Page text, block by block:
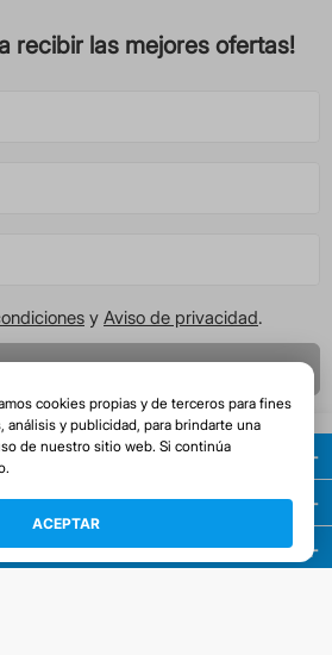
cookies propias y de terceros para fines
y publicidad, para brindarte una
de nuestro sitio web. Si continúa
ACEPTAR
recibir las mejores ofertas!
y Aviso de privacidad.
Registrarme